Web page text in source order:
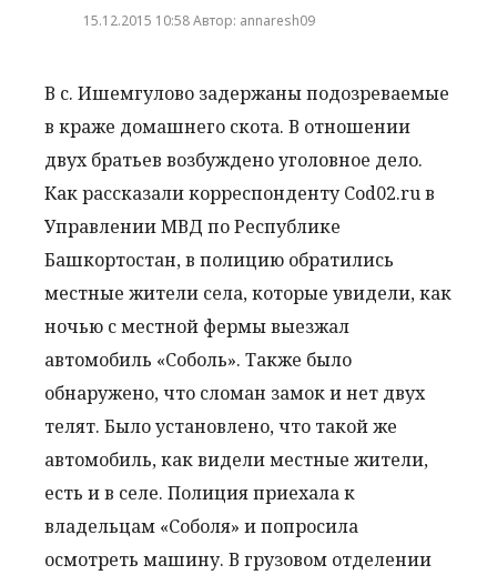
15.12.2015 10:58 Автор: annaresh09
В с. Ишемгулово задержаны подозреваемые
в краже домашнего скота. В отношении
двух братьев возбуждено уголовное дело.
Как рассказали корреспонденту Cod02.ru в
Управлении МВД по Республике
Башкортостан, в полицию обратились
местные жители села, которые увидели, как
ночью с местной фермы выезжал
автомобиль «Соболь». Также было
обнаружено, что сломан замок и нет двух
телят. Было установлено, что такой же
автомобиль, как видели местные жители,
есть и в селе. Полиция приехала к
владельцам «Соболя» и попросила
осмотреть машину. В грузовом отделении